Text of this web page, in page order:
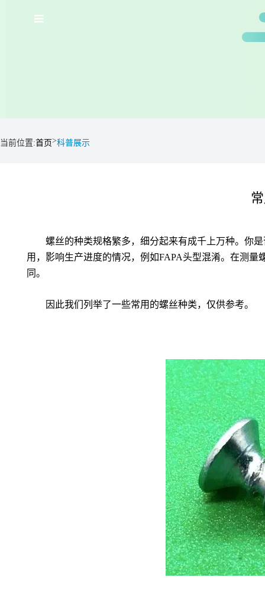
当前位置:首页>科普展示
螺丝的种类规格繁多，细分起来有成千上万种。你
用，影响生产进度的情况，例如FAPA头型混淆。在测量
同。
因此我们列举了一些常用的螺丝种类，仅供参考。